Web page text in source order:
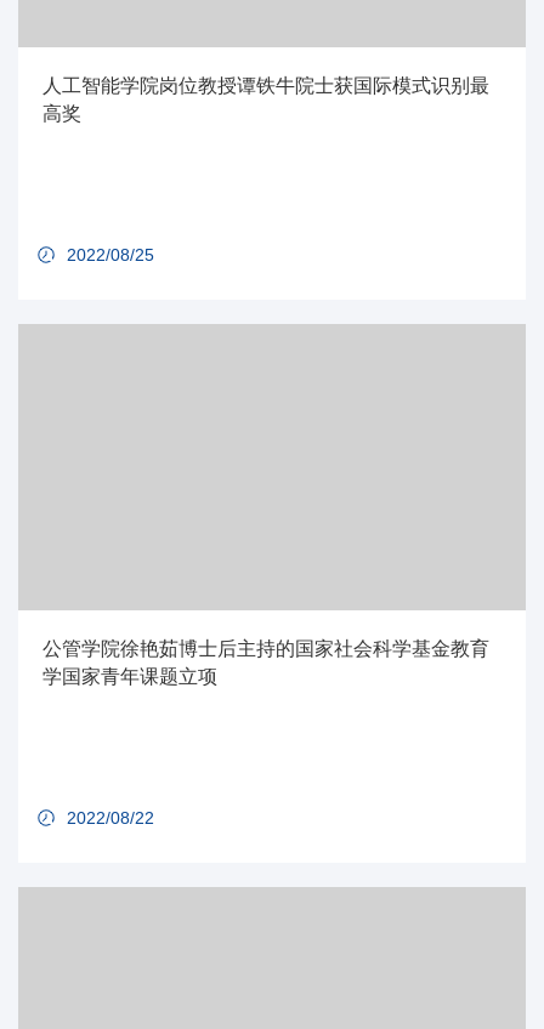
人工智能学院岗位教授谭铁牛院士获国际模式识别最
高奖
2022/08/25
公管学院徐艳茹博士后主持的国家社会科学基金教育
学国家青年课题立项
2022/08/22